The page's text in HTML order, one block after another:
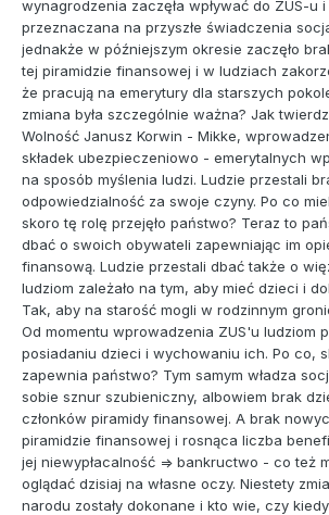
wynagrodzenia zaczęła wpływać do ZUS-u
przeznaczana na przyszłe świadczenia
jednakże w późniejszym okresie zaczęło
tej piramidzie finansowej i w ludziach
że pracują na emerytury dla starszych
zmiana była szczególnie ważna? Jak
Wolność Janusz Korwin - Mikke,
składek ubezpieczeniowo - emerytalnych
na sposób myślenia ludzi. Ludzie przestali
odpowiedzialność za swoje czyny. Po co
skoro tę rolę przejęło państwo? Teraz to
dbać o swoich obywateli zapewniając im
finansową. Ludzie przestali dbać także o
ludziom zależało na tym, aby mieć dzieci i
Tak, aby na starość mogli w rodzinnym
Od momentu wprowadzenia ZUS'u ludziom
posiadaniu dzieci i wychowaniu ich. Po co,
zapewnia państwo? Tym samym władza
sobie sznur szubieniczny, albowiem brak
członków piramidy finansowej. A brak
piramidzie finansowej i rosnąca liczba
jej niewypłacalność => bankructwo - co też
oglądać dzisiaj na własne oczy. Niestety
narodu zostały dokonane i kto wie, czy